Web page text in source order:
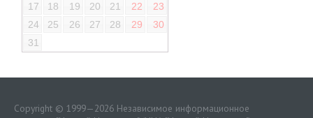
17
18 19 20 21 22
23
24
25 26 27 28 29
30
31
Copyright © 1999—2026 Независимое информационное